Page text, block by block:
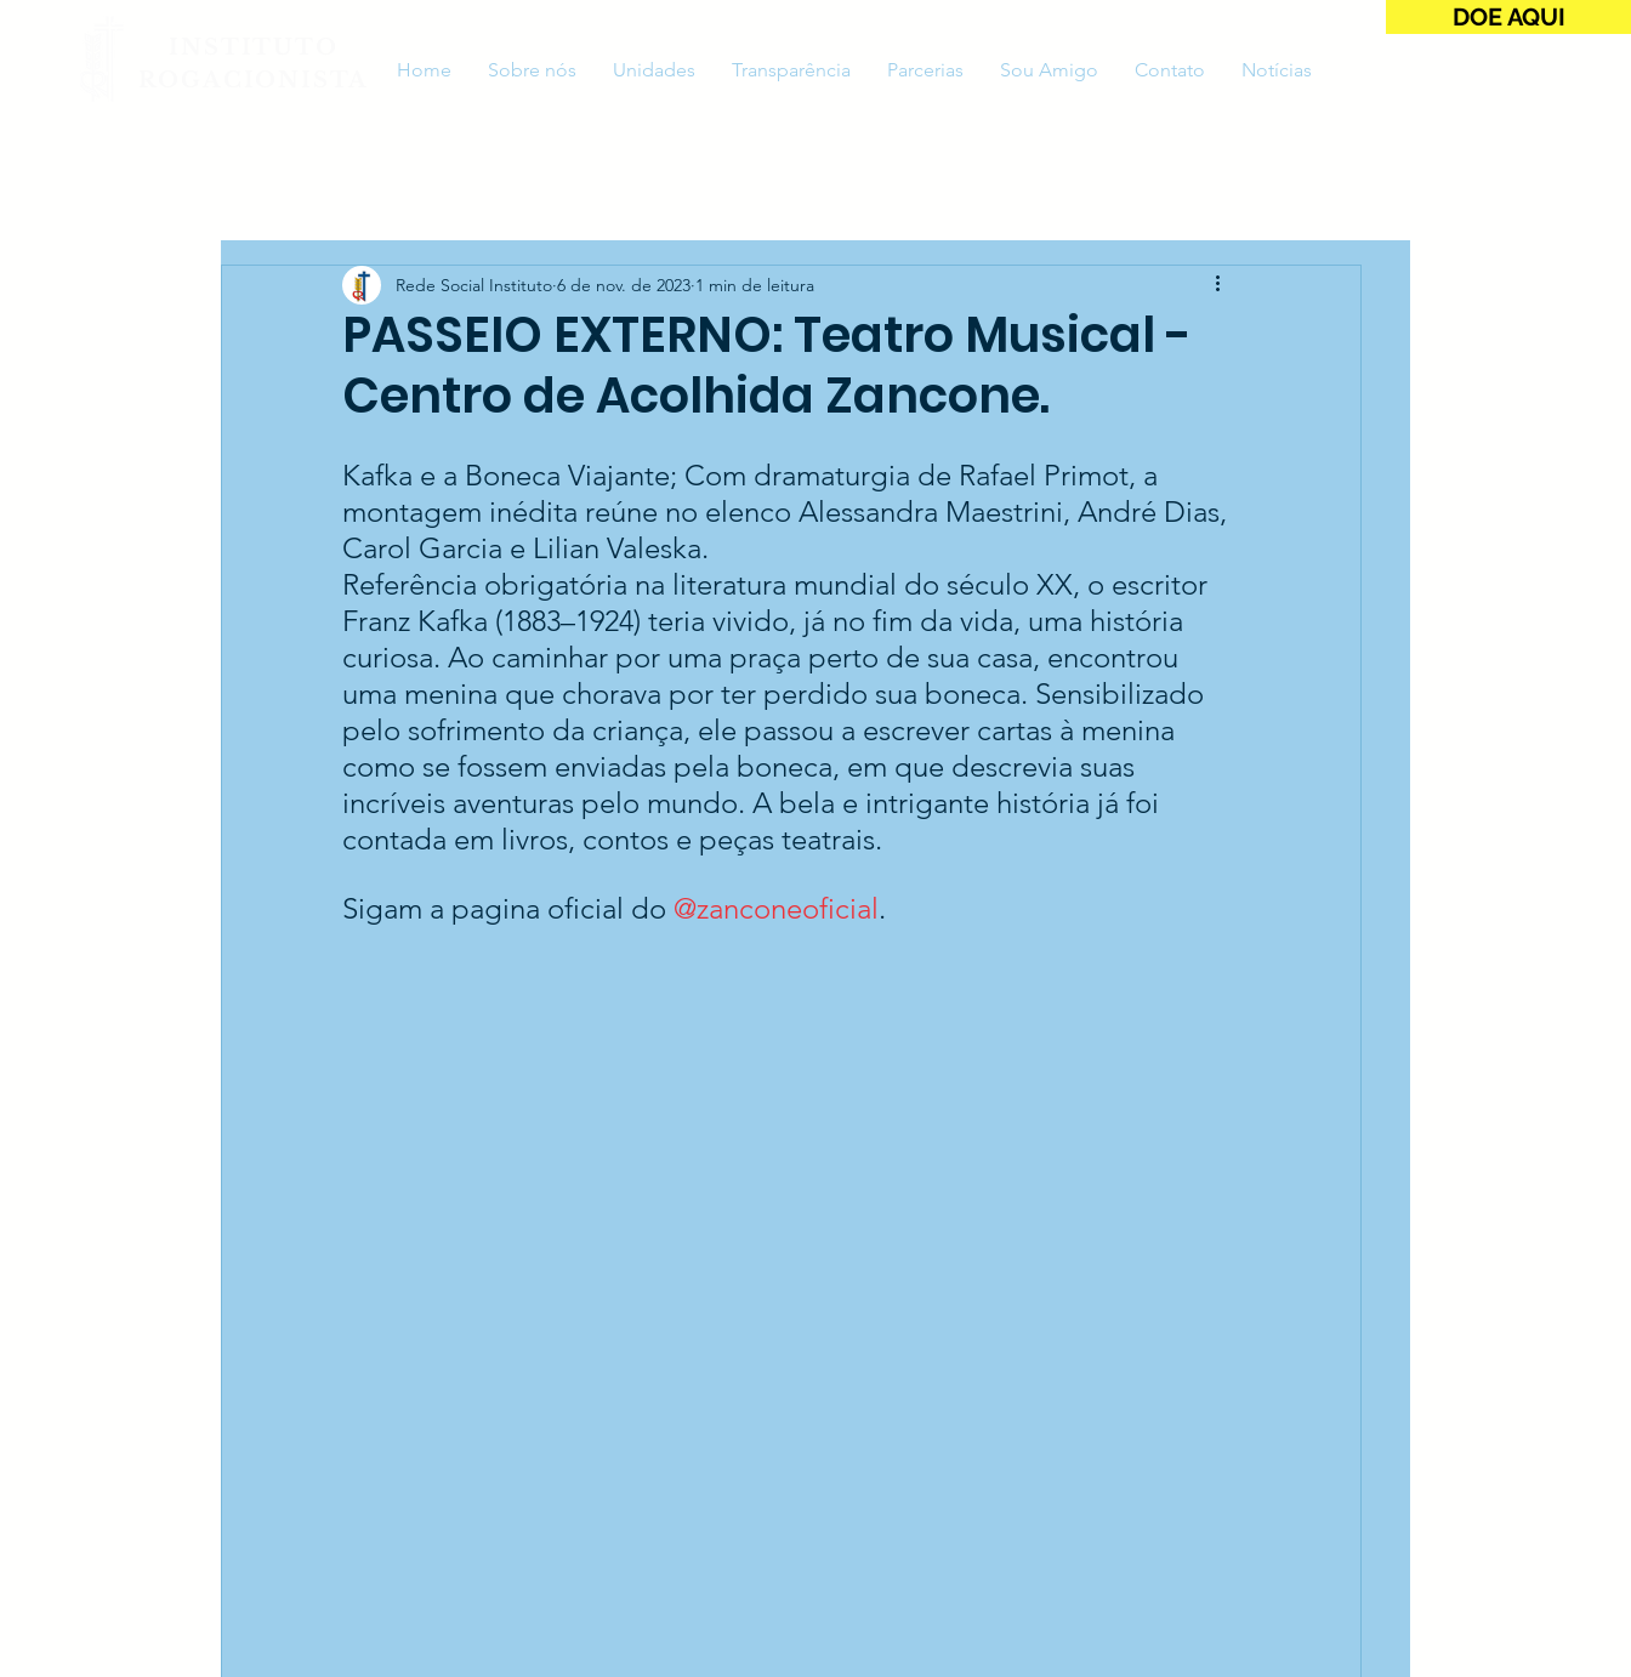
DOE AQUI
Home Sobre nós Unidades Transparência Parcerias Sou Amigo Contato Notícias
PASSEIO EXTERNO: Teatro Musical -
Centro de Acolhida Zancone.
Rede Social Instituto 6 de nov. de 2023 1 min de leitura
Kafka e a Boneca Viajante; Com dramaturgia de Rafael Primot, a
montagem inédita reúne no elenco Alessandra Maestrini, André Dias,
Carol Garcia e Lilian Valeska.
Referência obrigatória na literatura mundial do século XX, o escritor
Franz Kafka (1883–1924) teria vivido, já no fim da vida, uma história
curiosa. Ao caminhar por uma praça perto de sua casa, encontrou
uma menina que chorava por ter perdido sua boneca. Sensibilizado
pelo sofrimento da criança, ele passou a escrever cartas à menina
como se fossem enviadas pela boneca, em que descrevia suas
incríveis aventuras pelo mundo. A bela e intrigante história já foi
contada em livros, contos e peças teatrais.
Sigam a pagina oficial do @zanconeoficial.